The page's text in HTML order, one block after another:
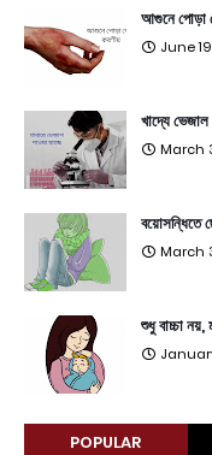
আগুনে পোড়া
June
খাদ্যে
March
বয়োসন্ধিতে
March
শুধু বাচ্চা
POPULAR